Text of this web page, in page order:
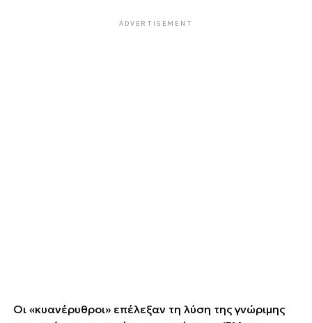
ADVERTISEMENT
Οι «κυανέρυθροι» επέλεξαν τη λύση της γνώριμης